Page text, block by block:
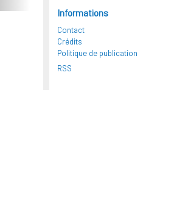
Informations
Contact
Crédits
Politique de publication
RSS